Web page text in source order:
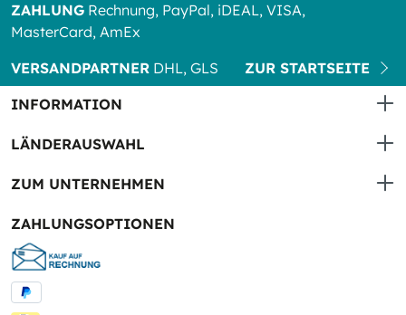
ZAHLUNG Rechnung, PayPal, iDEAL, VISA,
MasterCard, AmEx
VERSANDPARTNER DHL, GLS
ZUR STARTSEITE
INFORMATION
LÄNDERAUSWAHL
ZUM UNTERNEHMEN
ZAHLUNGSOPTIONEN